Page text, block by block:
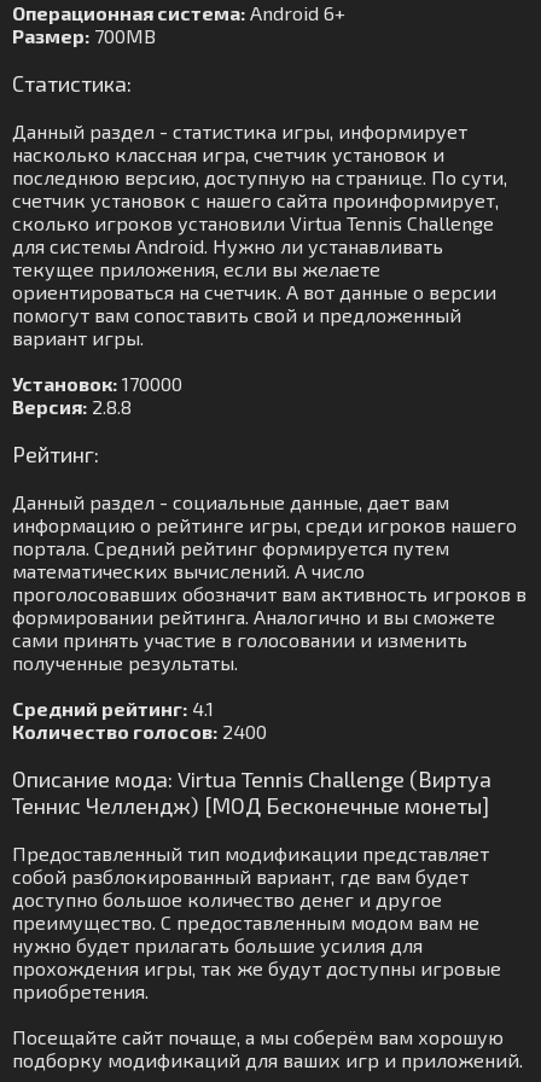
Операционная система: Android 6+
Размер: 700MB
Статистика:
Данный раздел - статистика игры, информирует
насколько классная игра, счетчик установок и
последнюю версию, доступную на странице. По сути,
счетчик установок с нашего сайта проинформирует,
сколько игроков установили Virtua Tennis Challenge
для системы Android. Нужно ли устанавливать
текущее приложения, если вы желаете
ориентироваться на счетчик. А вот данные о версии
помогут вам сопоставить свой и предложенный
вариант игры.
Установок: 170000
Версия: 2.8.8
Рейтинг:
Данный раздел - социальные данные, дает вам
информацию о рейтинге игры, среди игроков нашего
портала. Средний рейтинг формируется путем
математических вычислений. А число
проголосовавших обозначит вам активность игроков в
формировании рейтинга. Аналогично и вы сможете
сами принять участие в голосовании и изменить
полученные результаты.
Средний рейтинг: 4.1
Количество голосов: 2400
Описание мода: Virtua Tennis Challenge (Виртуа
Теннис Челлендж) [МОД Бесконечные монеты]
Предоставленный тип модификации представляет
собой разблокированный вариант, где вам будет
доступно большое количество денег и другое
преимущество. С предоставленным модом вам не
нужно будет прилагать большие усилия для
прохождения игры, так же будут доступны игровые
приобретения.
Посещайте сайт почаще, а мы соберём вам хорошую
подборку модификаций для ваших игр и приложений.